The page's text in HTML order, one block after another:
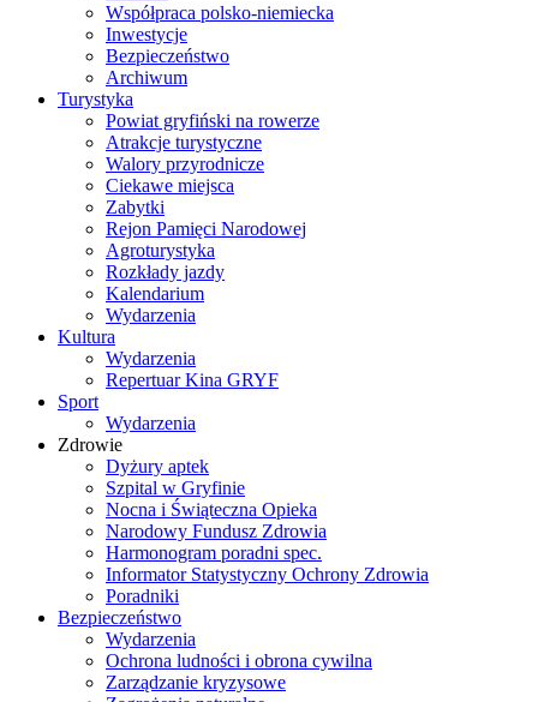
Współpraca polsko-niemiecka
Inwestycje
Bezpieczeństwo
Archiwum
Turystyka
Powiat gryfiński na rowerze
Atrakcje turystyczne
Walory przyrodnicze
Ciekawe miejsca
Zabytki
Rejon Pamięci Narodowej
Agroturystyka
Rozkłady jazdy
Kalendarium
Wydarzenia
Kultura
Wydarzenia
Repertuar Kina GRYF
Sport
Wydarzenia
Zdrowie
Dyżury aptek
Szpital w Gryfinie
Nocna i Świąteczna Opieka
Narodowy Fundusz Zdrowia
Harmonogram poradni spec.
Informator Statystyczny Ochrony Zdrowia
Poradniki
Bezpieczeństwo
Wydarzenia
Ochrona ludności i obrona cywilna
Zarządzanie kryzysowe